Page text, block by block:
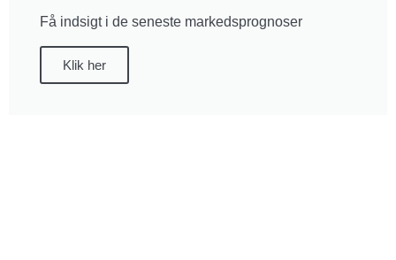
Få indsigt i de seneste markedsprognoser
Klik her